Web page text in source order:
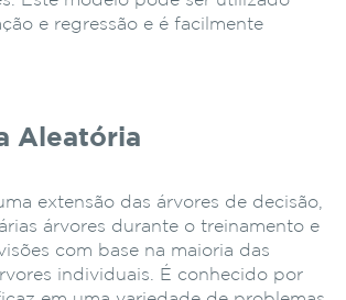
e regressão e é facilmente
Aleatória
extensão das árvores de decisão,
árvores durante o treinamento e
com base na maioria das
individuais. É conhecido por